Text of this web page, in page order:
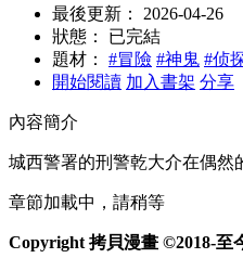
最後更新：
2026-04-26
狀態：
已完結
題材：
#冒險 #神鬼 #侦
開始閱讀 加入書架 分享
內容簡介
城西警署的刑警乾大介在偶
章節加載中，請稍等
Copyright 拷貝漫畫 ©2018-至